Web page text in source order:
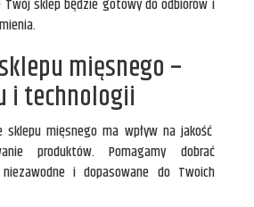
Twój sklep będzie gotowy do odbiorów i
mięsnego –
i technologii
sklepu mięsnego ma wpływ na jakość
produktów. Pomagamy dobrać
i dopasowane do Twoich